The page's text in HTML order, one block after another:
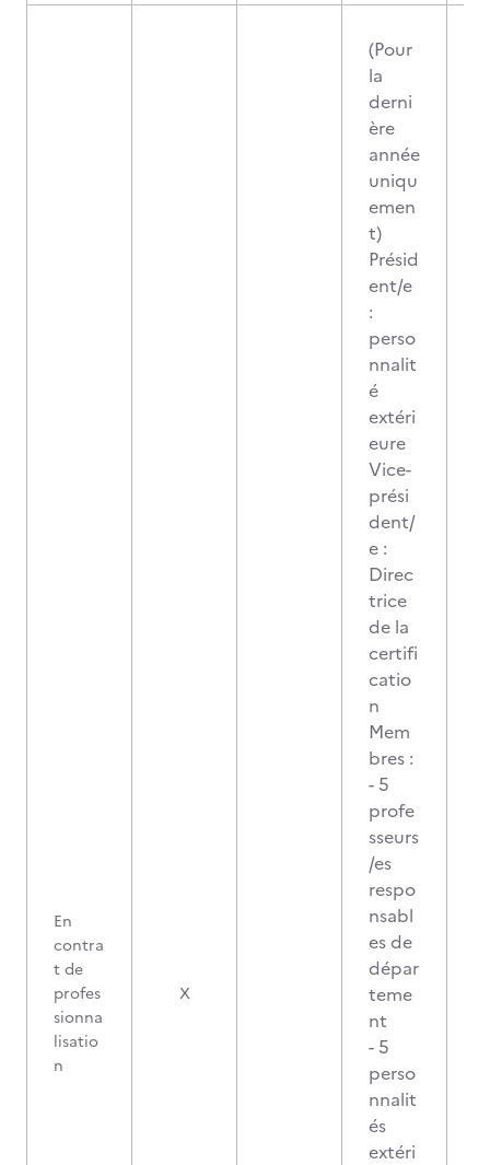
En
contra
t de
profes
sionna
lisatio
n
X
(Pour
la
derni
ère
année
uniqu
emen
t)
Présid
ent/e
:
perso
nnalit
é
extéri
eure
Vice-
prési
dent/
e :
Direc
trice
de la
certifi
catio
n
Mem
bres :
- 5
profe
sseurs
/es
respo
nsabl
es de
dépar
teme
nt
- 5
perso
nnalit
és
extéri